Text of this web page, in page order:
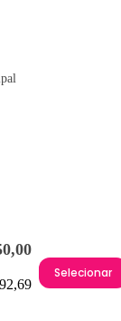
Selecionar